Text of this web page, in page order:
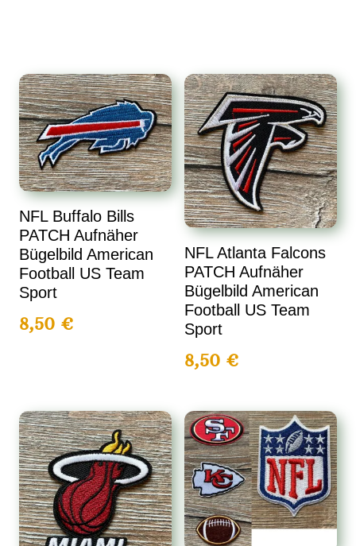
NFL Buffalo Bills
PATCH Aufnäher
Bügelbild American
Football US Team
Sport
8,50€
NFL Atlanta Falcons
PATCH Aufnäher
Bügelbild American
Football US Team
Sport
8,50 €